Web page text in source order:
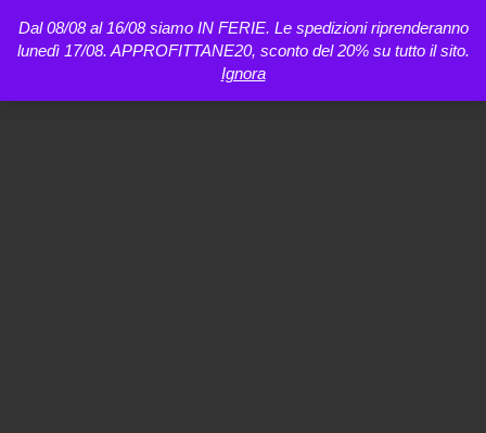
Dal 08/08 al 16/08 siamo IN FERIE. Le spedizioni riprenderanno
lunedì 17/08. APPROFITTANE20, sconto del 20% su tutto il sito.
Ignora